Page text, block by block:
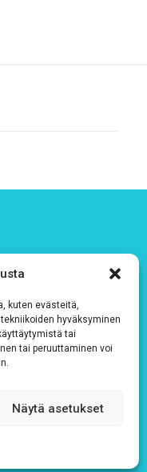
kuten evästeitä,
hyväksyminen
tai
tai peruuttaminen voi
Näytä asetukset